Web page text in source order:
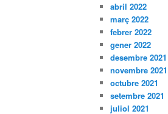
abril 2022
març 2022
febrer 2022
gener 2022
desembre 2021
novembre 2021
octubre 2021
setembre 2021
juliol 2021